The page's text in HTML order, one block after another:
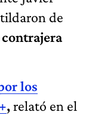
de
los
,relató en el